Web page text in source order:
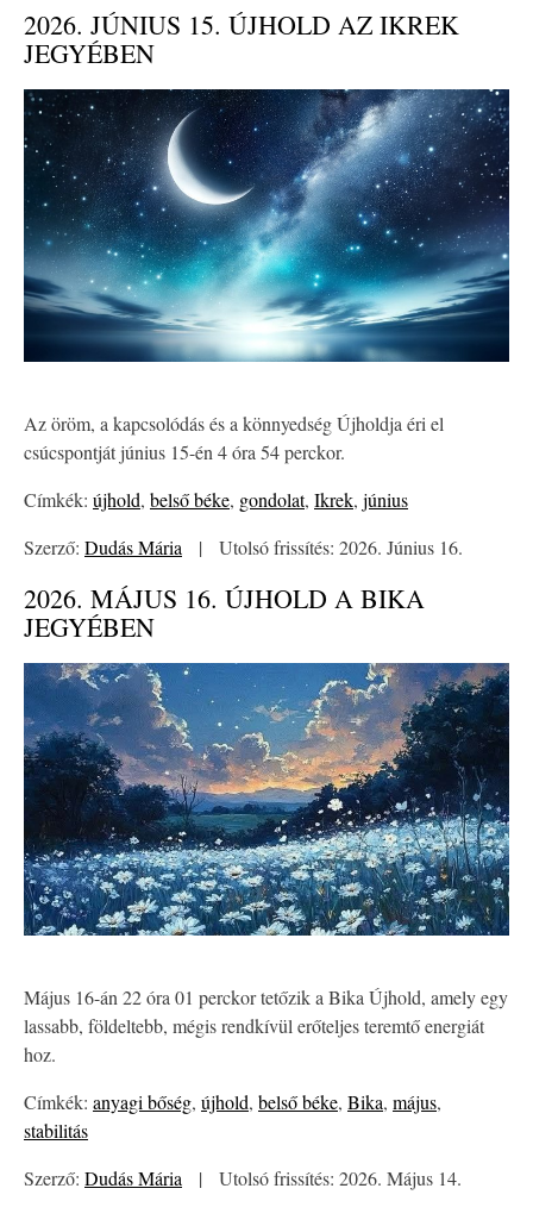
2026. JÚNIUS 15. ÚJHOLD AZ IKREK
JEGYÉBEN
Az öröm, a kapcsolódás és a könnyedség Újholdja éri el
csúcspontját június 15-én 4 óra 54 perckor.
Címkék: újhold, belső béke, gondolat, Ikrek, június
Szerző: Dudás Mária | Utolsó frissítés: 2026. Június 16.
2026. MÁJUS 16. ÚJHOLD A BIKA
JEGYÉBEN
Május 16-án 22 óra 01 perckor tetőzik a Bika Újhold, amely egy
lassabb, földeltebb, mégis rendkívül erőteljes teremtő energiát
hoz.
Címkék: anyagi bőség, újhold, belső béke, Bika, május,
stabilitás
Szerző: Dudás Mária | Utolsó frissítés: 2026. Május 14.